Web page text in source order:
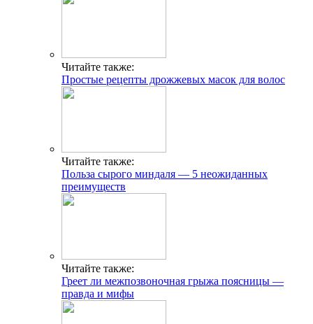
Читайте также:
Простые рецепты дрожжевых масок для волос
Читайте также:
Польза сырого миндаля — 5 неожиданных
преимуществ
Читайте также:
Греет ли межпозвоночная грыжа поясницы —
правда и мифы